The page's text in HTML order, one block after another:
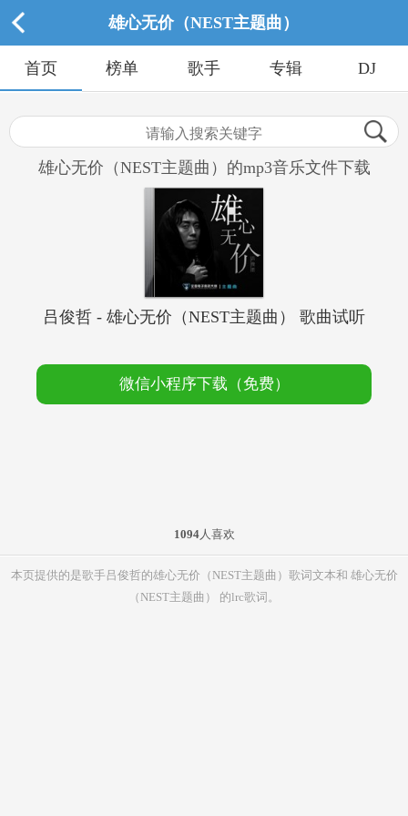
雄心无价（NEST主题曲）
首页 榜单 歌手 专辑 DJ
雄心无价（NEST主题曲）的mp3音乐文件下载
吕俊哲 - 雄心无价（NEST主题曲） 歌曲试听
微信小程序下载（免费）
1094人喜欢
本页提供的是歌手吕俊哲的雄心无价（NEST主题曲）歌词文本和 雄心无价
（NEST主题曲） 的lrc歌词。